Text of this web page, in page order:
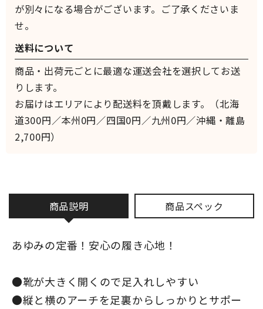
商品説明 商品スペック
あゆみの定番！安心の履き心地！
●靴が大きく開くので足入れしやすい
●縦と横のアーチを足裏からしっかりとサポー
が別々になる場合がございます。ご了承くださいま
せ。
送料について
商品・出荷元ごとに最適な運送会社を選択してお送
りします。
お届けはエリアにより配送料を頂戴します。（北海
道300円／本州0円／四国0円／九州0円／沖縄・離島
2,700円）